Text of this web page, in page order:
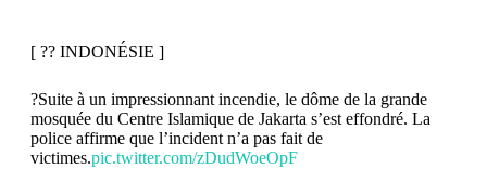
[ ?? INDONÉSIE ]
?Suite à un impressionnant incendie, le dôme de la grande
mosquée du Centre Islamique de Jakarta s’est effondré. La
police affirme que l’incident n’a pas fait de
victimes.pic.twitter.com/zDudWoeOpF